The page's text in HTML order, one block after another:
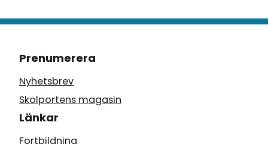
Prenumerera
Nyhetsbrev
Skolportens magasin
Länkar
Fortbildning